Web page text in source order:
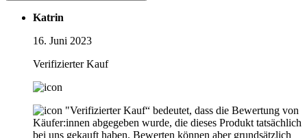
Katrin
16. Juni 2023
Verifizierter Kauf
"Verifizierter Kauf“ bedeutet, dass die Bewertung von
Käufer:innen abgegeben wurde, die dieses Produkt tatsächlich
bei uns gekauft haben. Bewerten können aber grundsätzlich